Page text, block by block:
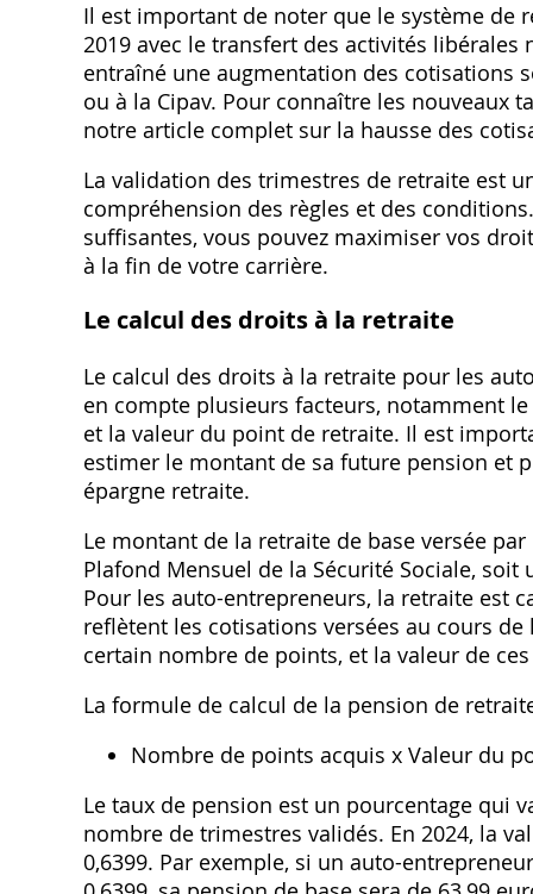
Il est important de noter que le système de
2019 avec le transfert des activités
entraîné une augmentation des cotisations
ou à la Cipav. Pour connaître les nouveaux
notre article complet sur la hausse des
La validation des trimestres de retraite est
compréhension des règles et des
suffisantes‚ vous pouvez maximiser vos
à la fin de votre carrière.
Le calcul des droits à la retraite
Le calcul des droits à la retraite pour les
en compte plusieurs facteurs‚ notamment
et la valeur du point de retraite. Il est
estimer le montant de sa future pension et
épargne retraite.
Le montant de la retraite de base versée
Plafond Mensuel de la Sécurité Sociale‚
Pour les auto-entrepreneurs‚ la retraite est
reflètent les cotisations versées au cours
certain nombre de points‚ et la valeur de
La formule de calcul de la pension de
Nombre de points acquis x Valeur du
Le taux de pension est un pourcentage qui
nombre de trimestres validés. En 2024‚ la
0‚6399. Par exemple‚ si un auto-